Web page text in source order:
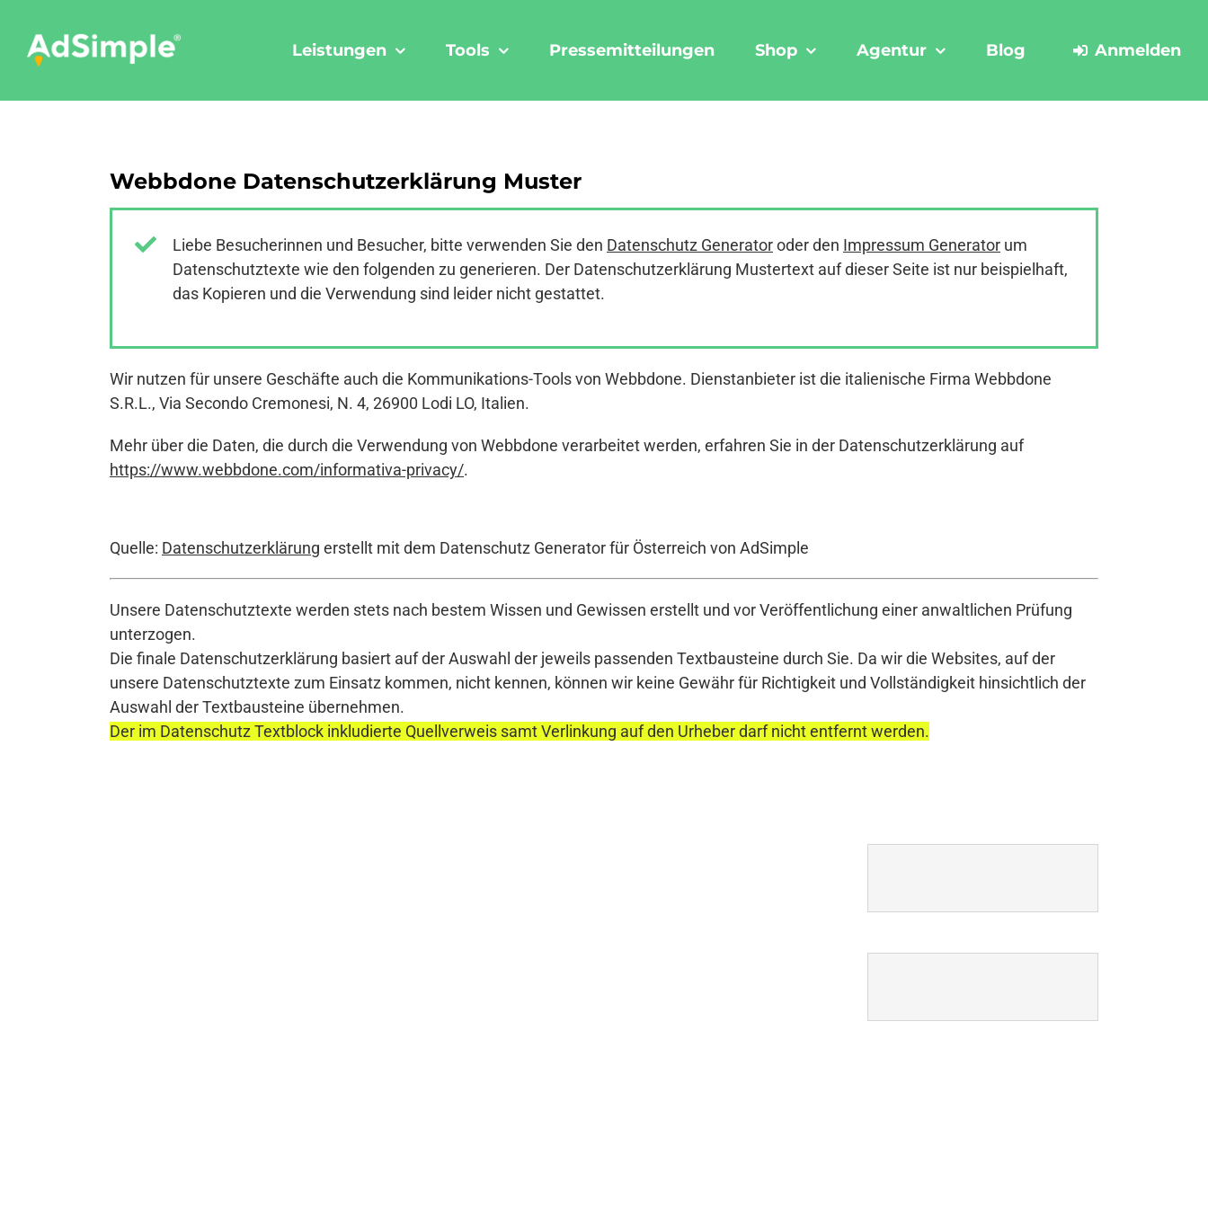
content
Leistungen Tools Pressemitteilungen Shop Agentur Blog Anmelden
Webbdone Datenschutzerklärung Muster
Liebe Besucherinnen und Besucher, bitte verwenden Sie den Datenschutz Generatoroder den Impressum Generator um
Datenschutztexte wie den folgenden zu generieren. Der Datenschutzerklärung Mustertext auf dieser Seite ist nur beispielhaft,
das Kopieren und die Verwendung sind leider nicht gestattet.
Wir nutzen für unsere Geschäfte auch die Kommunikations-Tools von Webbdone. Dienstanbieter ist die italienische Firma Webbdone
S.R.L., Via Secondo Cremonesi, N. 4, 26900 Lodi LO, Italien.
Mehr über die Daten, die durch die Verwendung von Webbdone verarbeitet werden, erfahren Sie in der Datenschutzerklärung auf
https://www.webbdone.com/informativa-privacy/.
Quelle: Datenschutzerklärung erstellt mit dem Datenschutz Generator für Österreich von AdSimple
Unsere Datenschutztexte werden stets nach bestem Wissen und Gewissen erstellt und vor Veröffentlichung einer anwaltlichen Prüfung
unterzogen.
Die finale Datenschutzerklärung basiert auf der Auswahl der jeweils passenden Textbausteine durch Sie. Da wir die Websites, auf der
unsere Datenschutztexte zum Einsatz kommen, nicht kennen, können wir keine Gewähr für Richtigkeit und Vollständigkeit hinsichtlich der
Auswahl der Textbausteine übernehmen.
Der im Datenschutz Textblock inkludierte Quellverweis samt Verlinkung auf den Urheber darf nicht entfernt werden.